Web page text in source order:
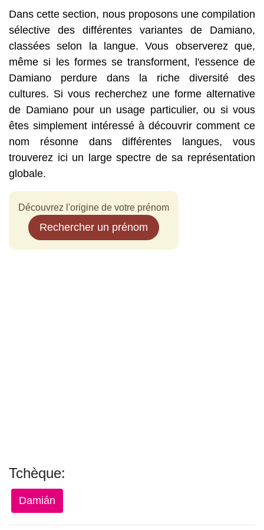
Dans cette section, nous proposons une compilation
sélective des différentes variantes de Damiano,
classées selon la langue. Vous observerez que,
même si les formes se transforment, l'essence de
Damiano perdure dans la riche diversité des
cultures. Si vous recherchez une forme alternative
de Damiano pour un usage particulier, ou si vous
êtes simplement intéressé à découvrir comment ce
nom résonne dans différentes langues, vous
trouverez ici un large spectre de sa représentation
globale.
Découvrez l'origine de votre prénom
Rechercher un prénom
Tchèque:
Damián